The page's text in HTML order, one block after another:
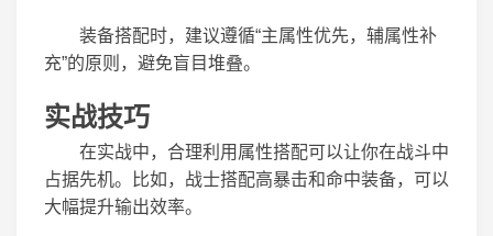
装备搭配时，建议遵循“主属性优先，辅属性补
充”的原则，避免盲目堆叠。
实战技巧
在实战中，合理利用属性搭配可以让你在战斗中
占据先机。比如，战士搭配高暴击和命中装备，可以
大幅提升输出效率。